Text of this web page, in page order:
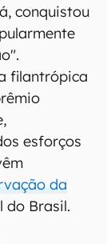
conquistou
filantrópica
esforços
da
do Brasil.